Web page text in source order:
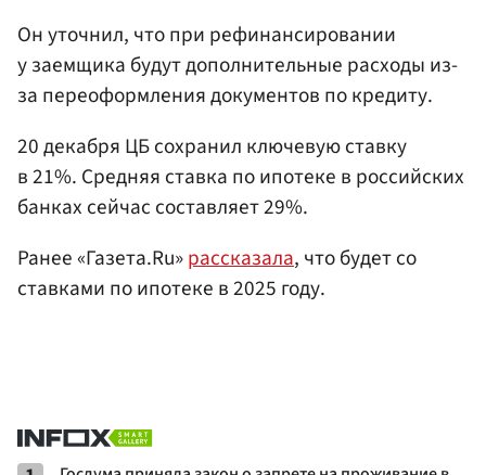
Он уточнил, что при рефинансировании
у заемщика будут дополнительные расходы из-
за переоформления документов по кредиту.
20 декабря ЦБ сохранил ключевую ставку
в 21%. Средняя ставка по ипотеке в российских
банках сейчас составляет 29%.
Ранее «Газета.Ru»рассказала, что будет со
ставками по ипотеке в 2025 году.